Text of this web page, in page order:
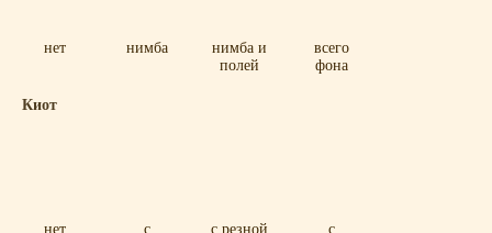
нет нимба
нимба и
полей
всего
фона
Киот
нет с с резной с